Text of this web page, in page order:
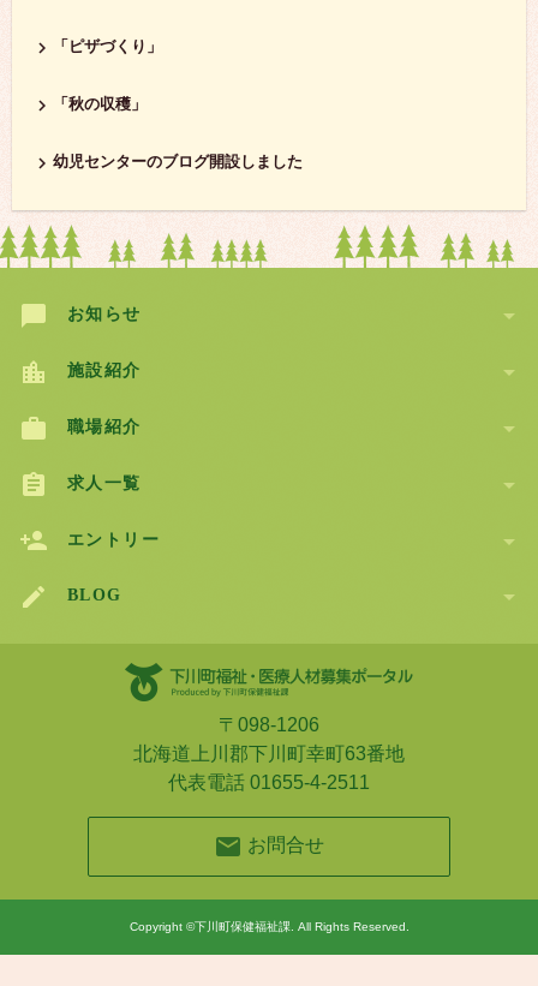
「ピザづくり」
「秋の収穫」
幼児センターのブログ開設しました
 お知らせ


施設紹介


職場紹介


求人一覧


エントリー


BLOG 
〒098-1206
北海道上川郡下川町幸町63番地
代表電話 01655-4-2511
 お問合せ
Copyright ©下川町保健福祉課. All Rights Reserved.